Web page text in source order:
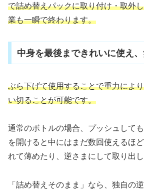
で詰め替えパックに取り付け・取外
業も一瞬で終わります。
中身を最後まできれいに使え
ぶら下げて使用することで重力によ
い切ることが可能です。
通常のボトルの場合、プッシュして
を開けると中にはまだ数回使えるほ
れて薄めたり、逆さまにして取り出し
「詰め替えそのまま」なら、独自の